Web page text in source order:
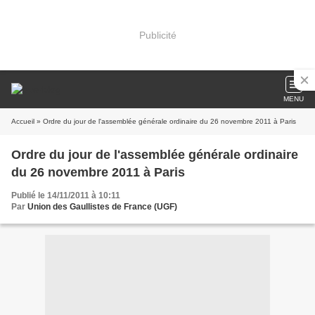
Publicité
MENU
Accueil » Ordre du jour de l'assemblée générale ordinaire du 26 novembre 2011 à Paris
Ordre du jour de l'assemblée générale ordinaire
du 26 novembre 2011 à Paris
Publié le 14/11/2011 à 10:11
Par Union des Gaullistes de France (UGF)